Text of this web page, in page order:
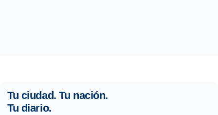
Tu ciudad. Tu nación.
Tu diario.